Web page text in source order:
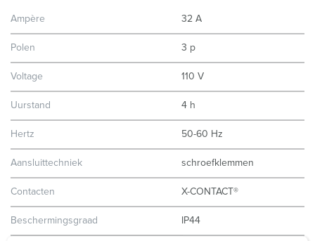
Ampère 32 A
Polen 3 p
Voltage 110 V
Uurstand 4 h
Hertz 50-60 Hz
Aansluittechniek schroefklemmen
Contacten X-CONTACT®
Beschermingsgraad IP44